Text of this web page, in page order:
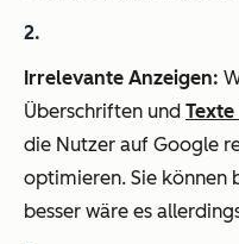
Irrelevante Anzeigen:
Überschriften und
die Nutzer auf Google
optimieren. Sie können
besser wäre es